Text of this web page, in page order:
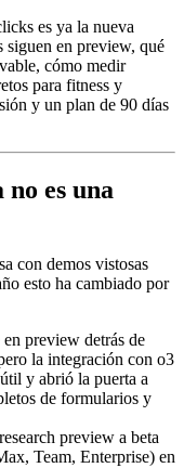
es ya la nueva
siguen en preview, qué
cómo medir
para fitness y
y un plan de 90 días
es una
con demos vistosas
esto ha cambiado por
en preview detrás de
la integración con o3
y abrió la puerta a
de formularios y
preview a beta
Team, Enterprise) en